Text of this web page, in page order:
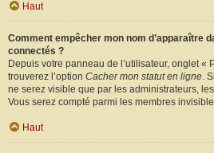
Haut
Comment empêcher mon nom d’apparaître
connectés ?
Depuis votre panneau de l’utilisateur, onglet «
trouverez l’option Cacher mon statut en ligne.
ne serez visible que par les administrateurs,
Vous serez compté parmi les membres
Haut